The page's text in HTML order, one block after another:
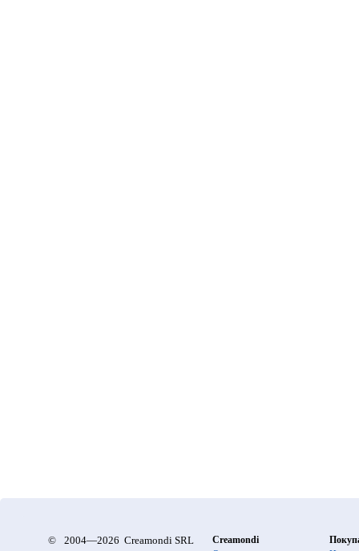
© 2004—2026 Creamondi SRL
Creamondi